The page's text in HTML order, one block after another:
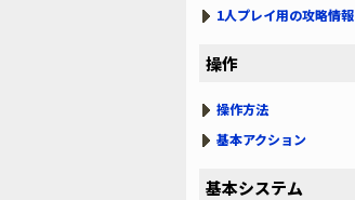
1人プレイ用の攻略情報
操作
操作方法
基本アクション
基本システム